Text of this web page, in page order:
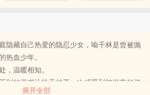
隐藏自己热爱的隐忍少女，喻千林是曾被抛
热血少年。
，温暖相知。
别的温书让喻千林再一次感受到被抛弃的滋
展开全部